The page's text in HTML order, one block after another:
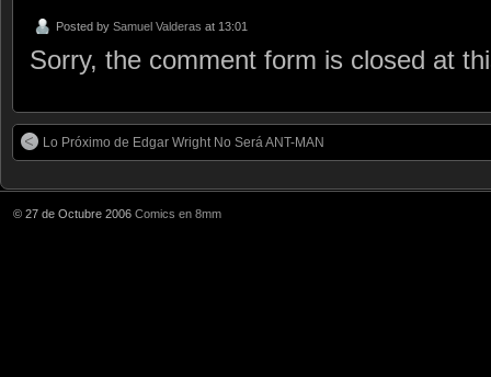
Posted by Samuel Valderas at 13:01
Sorry, the comment form is closed at
Lo Próximo de Edgar Wright No Será ANT-MAN
© 27 de Octubre 2006 Comics en 8mm